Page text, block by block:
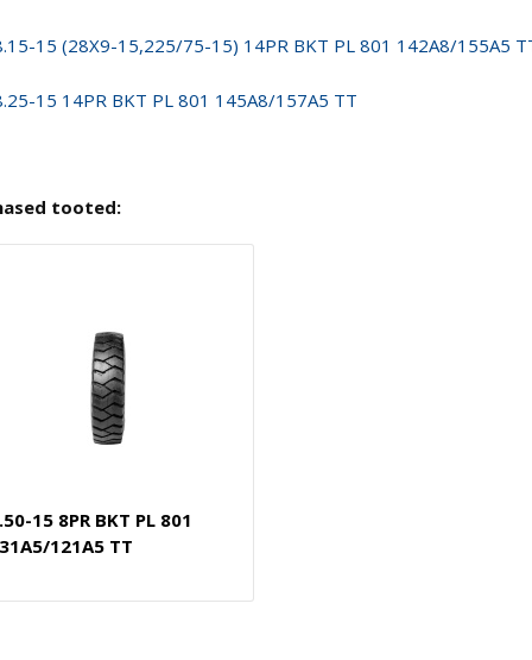
15 (28X9-15,225/75-15) 14PR BKT PL 801 142A8/155A5
15 14PR BKT PL 801 145A8/157A5 TT
tooted:
15 8PR BKT PL 801
121A5 TT